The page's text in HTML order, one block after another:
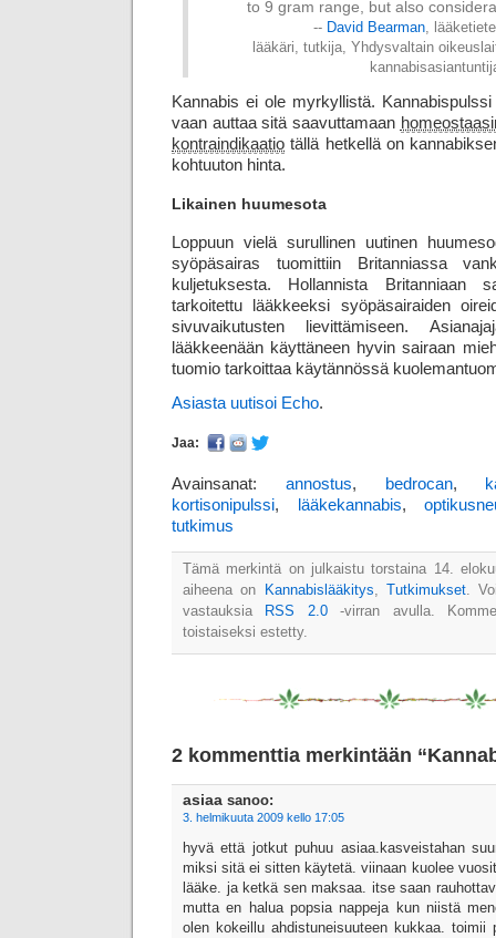
to 9 gram range, but also
-- David Bearman,
lääkäri, tutkija, Yhdysvaltain
Kannabis ei ole myrkyllistä.
vaan auttaa sitä saavuttamaan
kontraindikaatio tällä hetkellä on
kohtuuton hinta.
Likainen huumesota
Loppuun vielä surullinen uutinen
syöpäsairas tuomittiin Britanniassa
kuljetuksesta. Hollannista Britanniaan
tarkoitettu lääkkeeksi syöpäsairaiden
sivuvaikutusten lievittämiseen.
lääkkeenään käyttäneen hyvin sairaan
tuomio tarkoittaa käytännössä
Asiasta uutisoi Echo.
Jaa:
Avainsanat: annostus, bedrocan,
kortisonipulssi, lääkekannabis,
tutkimus
Tämä merkintä on julkaistu torstaina 14.
aiheena on
Kannabislääkitys Tutkimukset.
vastauksia
RSS 2.0-virran avulla.
toistaiseksi estetty.
2 kommenttia merkintään
asiaa sanoo:
3. helmikuuta 2009 kello 17:05
hyvä että jotkut puhuu asiaa.kasveistahan
miksi sitä ei sitten käytetä. viinaan kuolee
lääke. ja ketkä sen maksaa. itse saan
mutta en halua popsia nappeja kun niistä
olen kokeillu ahdistuneisuuteen kukkaa. toimii